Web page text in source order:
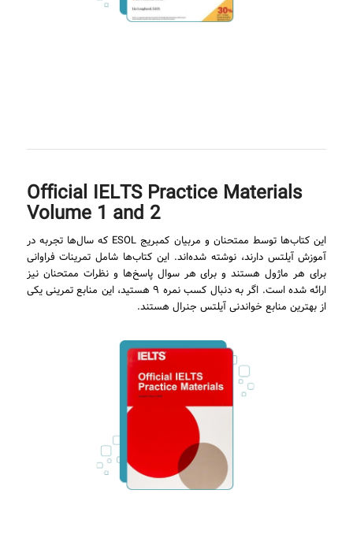
Official IELTS Practice Materials
Volume 1 and 2
این کتاب‌ها توسط ممتحنان و مربیان کمبریج ESOL که سال‌ها تجربه در
آموزش آیلتس دارند، نوشته شده‌اند. این کتاب‌ها شامل تمرینات فراوانی
برای هر ماژول هستند و برای هر سوال پاسخ‌ها و نظرات ممتحنان نیز
ارائه شده است. اگر به دنبال کسب نمره ۹ هستید، این منابع تمرینی یکی
از بهترین منابع خواندنی آیلتس جنرال هستند.